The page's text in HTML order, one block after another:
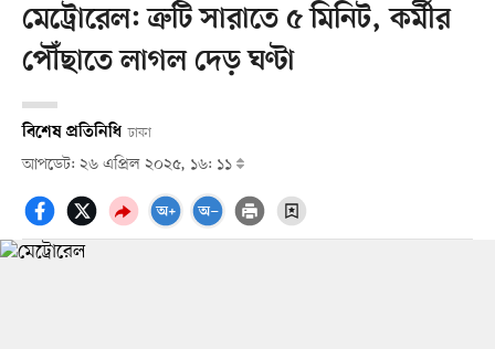
মেট্রোরেল: ত্রুটি সারাতে ৫ মিনিট, কর্মীর
পৌঁছাতে লাগল দেড় ঘণ্টা
বিশেষ প্রতিনিধি ঢাকা
আপডেট: ২৬ এপ্রিল ২০২৫, ১৬: ১১